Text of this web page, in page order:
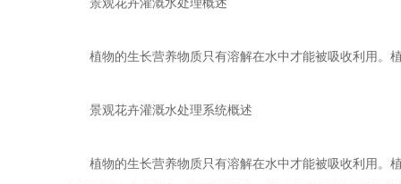
植物的生长营养物质只有溶解在水中才能被吸收利用。
景观花卉灌溉水处理系统概述
植物的生长营养物质只有溶解在水中才能被吸收利用。